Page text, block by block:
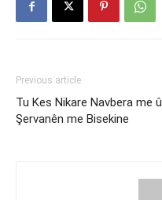
Previous article
Tu Kes Nikare Navbera me û
Şervanên me Bisekine